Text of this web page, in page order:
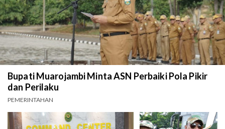
Bupati Muarojambi Minta ASN Perbaiki Pola Pikir
dan Perilaku
PEMERINTAHAN